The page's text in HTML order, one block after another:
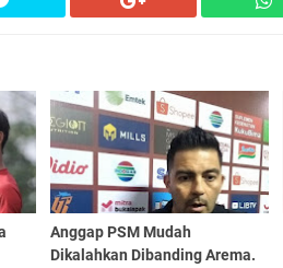
Anggap PSM Mudah
Dikalahkan Dibanding Arema.